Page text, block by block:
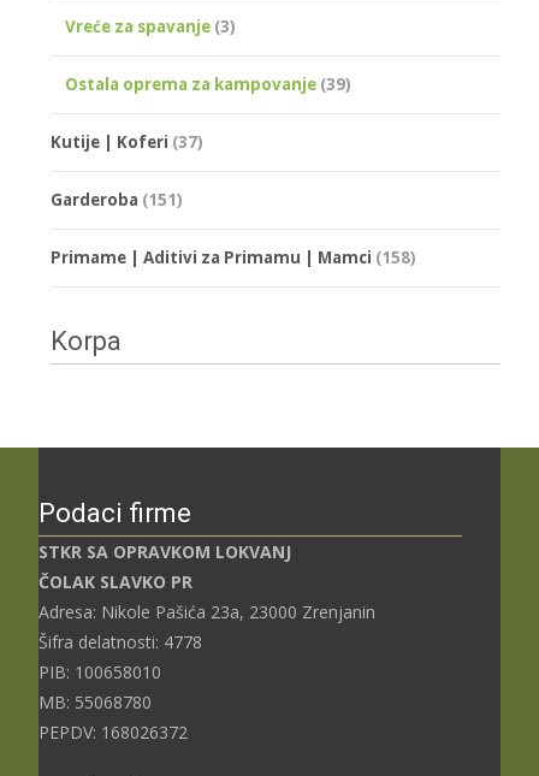
Vreće za spavanje (3)
Ostala oprema za kampovanje (39)
Kutije | Koferi (37)
Garderoba (151)
Primame | Aditivi za Primamu | Mamci (158)
Korpa
Podaci firme
STKR SA OPRAVKOM LOKVANJ
ČOLAK SLAVKO PR
Adresa: Nikole Pašića 23a, 23000 Zrenjanin
Šifra delatnosti: 4778
PIB: 100658010
MB: 55068780
PEPDV: 168026372